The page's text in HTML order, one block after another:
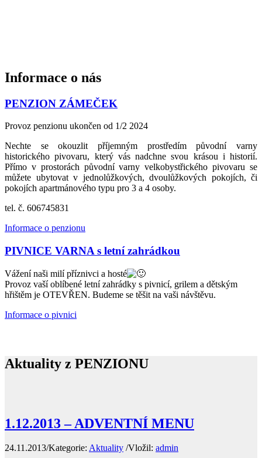
Informace o nás
PENZION ZÁMEČEK
Provoz penzionu ukončen od 1/2 2024
Nechte se okouzlit příjemným prostředím původní varny
historického pivovaru, který vás nadchne svou krásou i historií.
Přímo v prostorách původní varny velkobystřického pivovaru se
můžete ubytovat v jednolůžkových, dvoulůžkových pokojích, či
pokojích apartmánového typu pro 3 a 4 osoby.
tel. č. 606745831
Informace o penzionu
PIVNICE VARNA s letní zahrádkou
Vážení naši milí příznivci a hosté
Provoz vaší oblíbené letní zahrádky s pivnicí, grilem a dětským
hřištěm je OTEVŘEN. Budeme se těšit na vaši návštěvu.
Informace o pivnici
Aktuality z PENZIONU
1.12.2013 – ADVENTNÍ MENU
24.11.2013/Kategorie: Aktuality /Vložil: admin